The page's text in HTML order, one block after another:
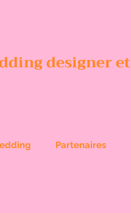
designer et
Partenaires